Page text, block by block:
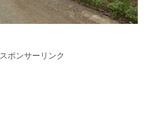
スポンサーリンク